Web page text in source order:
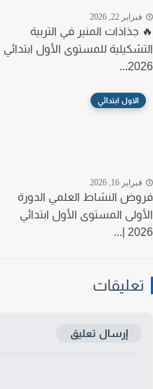
22, 2026
المنير في التربية
للمستوى الأول ابتدائي
الاول ابتدائي
16, 2026
النشاط العلمي الدورة
المستوى الأول ابتدائي
إرسال تعليق